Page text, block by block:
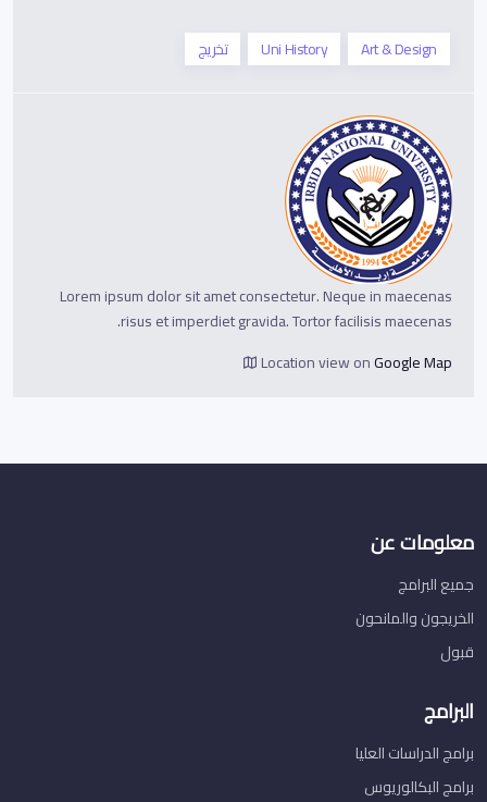
Art & Design
Uni History تخريج
Lorem ipsum dolor sit amet consectetur. Neque in maecenas
risus et imperdiet gravida. Tortor facilisis maecenas.
Location view onGoogle Map
معلومات عن
جميع البرامج
الخريجون والمانحون
قبول
البرامج
برامج الدراسات العليا
برامج البكالوريوس